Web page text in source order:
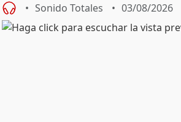
Sonido Totales 03/08/2026